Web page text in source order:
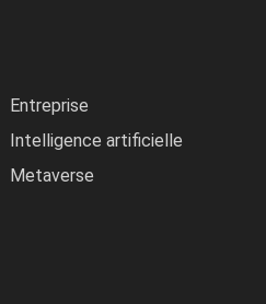
Entreprise
Intelligence artificielle
Metaverse